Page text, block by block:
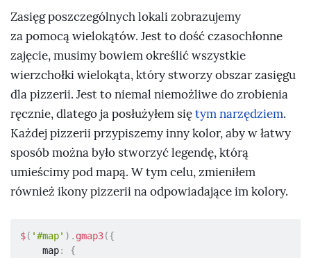
google.maps.Size(32, 37, "px", "px"))
} ,
        events
:{
            click
, event
context) {
var map = $(this).gmap3 ('get'),
                    infowindow
=
$
gmap3 { get name 'infowindow'
;
if (infowindow)
{
                    infowindow
.open(map,
marker);
infowindow.setContent(context.data);
Zasięg poszczególnych lokali zobrazujemy
za pomocą wielokątów. Jest to dość czasochłonne
zajęcie, musimy bowiem określić wszystkie
wierzchołki wielokąta, który stworzy obszar zasięgu
dla pizzerii. Jest to niemal niemożliwe do zrobienia
ręcznie, dlatego ja posłużyłem siętym narzędziem.
Każdej pizzerii przypiszemy inny kolor, aby w łatwy
sposób można było stworzyć legendę, którą
umieścimy pod mapą. W tym celu, zmieniłem
również ikony pizzerii na odpowiadające im kolory.
$( '#map' ) .gmap3({
    map
:
{